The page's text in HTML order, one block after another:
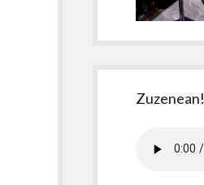
Zuzenean!